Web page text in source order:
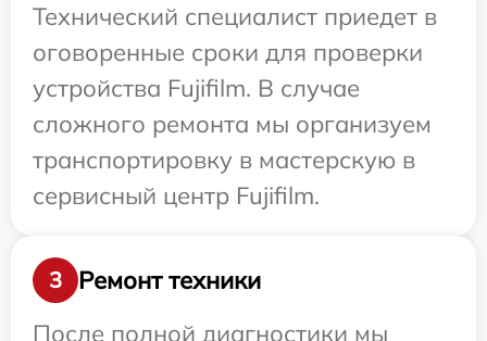
Технический специалист приедет в
оговоренные сроки для проверки
устройства Fujifilm. В случае
сложного ремонта мы организуем
транспортировку в мастерскую в
сервисный центр Fujifilm.
3
Ремонт техники
После полной диагностики мы